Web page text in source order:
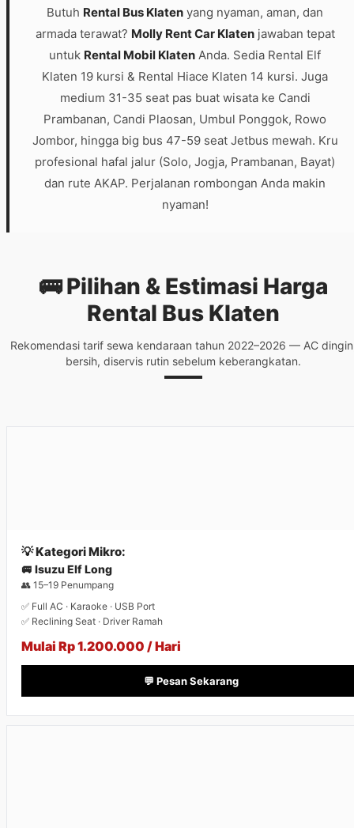
Butuh Rental Bus Klaten yang nyaman, aman, dan
armada terawat? Molly Rent Car Klatenjawaban tepat
untuk Rental Mobil Klaten Anda. Sedia Rental Elf
Klaten 19 kursi & Rental Hiace Klaten 14 kursi. Juga
medium 31-35 seat pas buat wisata ke Candi
Prambanan, Candi Plaosan, Umbul Ponggok, Rowo
Jombor, hingga big bus 47-59 seat Jetbus mewah. Kru
profesional hafal jalur (Solo, Jogja, Prambanan, Bayat)
dan rute AKAP. Perjalanan rombongan Anda makin
nyaman!
🚌 Pilihan & Estimasi Harga
Rental Bus Klaten
Rekomendasi tarif sewa kendaraan tahun 2022–2026 — AC
bersih, diservis rutin sebelum keberangkatan.
💡 Kategori Mikro:
🚐 Isuzu Elf Long
👥 15–19 Penumpang
✅ Full AC · Karaoke · USB Port
✅ Reclining Seat · Driver Ramah
Mulai Rp 1.200.000 / Hari
💬 Pesan Sekarang